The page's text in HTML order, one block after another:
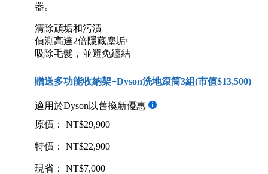
器。
清除頑垢和污漬
偵測高達2倍隱藏塵垢1
吸除毛髮，並避免纏結
贈送多功能收納架+Dyson洗地滾筒3組(市值$13,500)
適用於Dyson以舊換新優惠
原價： NT$29,900
特價： NT$22,900
現省： NT$7,000